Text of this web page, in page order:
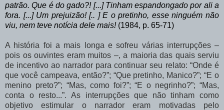
patrão. Que é do gado?! [...] Tinham espandongado por ali a
fora. [...] Um prejuizão! [.. ] E o pretinho, esse ninguém não
viu, nem teve notícia dele mais!(1984, p. 65-71)
A história foi a mais longa e sofreu várias interrupções –
pois os ouvintes eram muitos –, a maioria das quais serviu
de incentivo ao narrador para continuar seu relato: “Onde é
que você campeava, então?”; “Que pretinho, Manico?”; “E o
menino preto?”; “Mas, como foi?”; “E o negrinho?”; “Mas,
conta
o resto...”. As interrupções que
não tinham como
objetivo estimular o narrador eram motivadas pelo